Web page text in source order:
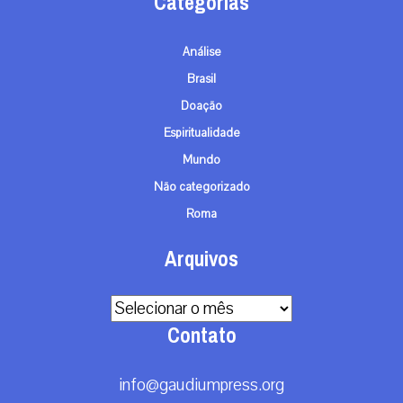
Análise
Brasil
Doação
Espiritualidade
Mundo
Não categorizado
Roma
Arquivos
Arquivos
Contato
info@gaudiumpress.org